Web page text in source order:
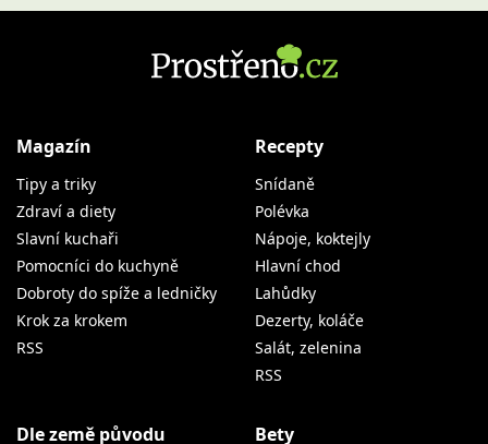
Magazín
Tipy a triky
Zdraví a diety
Slavní kuchaři
Pomocníci do kuchyně
Dobroty do spíže a ledničky
Krok za krokem
RSS
Recepty
Snídaně
Polévka
Nápoje, koktejly
Hlavní chod
Lahůdky
Dezerty, koláče
Salát, zelenina
RSS
Dle země původu Bety